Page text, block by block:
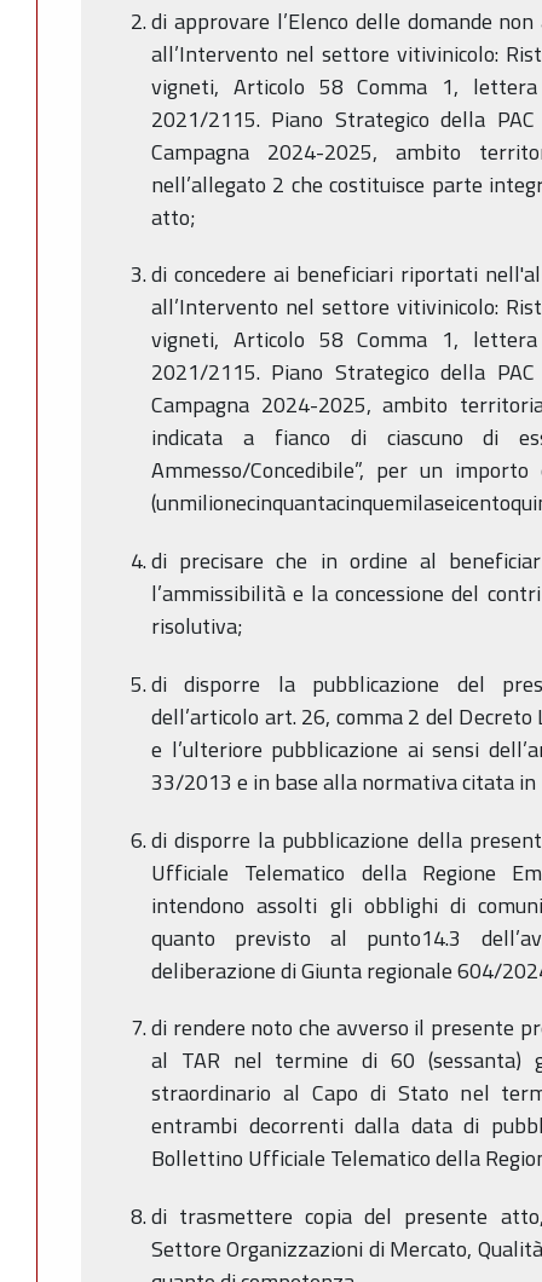
di approvare l’Elenco delle domande
all’Intervento nel settore vitivinicolo:
vigneti, Articolo 58 Comma 1,
2021/2115. Piano Strategico della
Campagna 2024-2025, ambito
nell’allegato 2 che costituisce parte
atto;
di concedere ai beneficiari riportati
all’Intervento nel settore vitivinicolo:
vigneti, Articolo 58 Comma 1,
2021/2115. Piano Strategico della
Campagna 2024-2025, ambito
indicata a fianco di ciascuno di
Ammesso/Concedibile”, per un
di precisare che in ordine al
l’ammissibilità e la concessione del
risolutiva;
di disporre la pubblicazione del
dell’articolo art. 26, comma 2 del
e l’ulteriore pubblicazione ai sensi
33/2013 e in base alla normativa citata in
di disporre la pubblicazione della
Ufficiale Telematico della Regione
intendono assolti gli obblighi di
quanto previsto al punto14.3
deliberazione di Giunta regionale 604/
di rendere noto che avverso il presente
al TAR nel termine di 60 (sessanta)
straordinario al Capo di Stato nel
entrambi decorrenti dalla data di
Bollettino Ufficiale Telematico della
di trasmettere copia del presente
Settore Organizzazioni di Mercato,